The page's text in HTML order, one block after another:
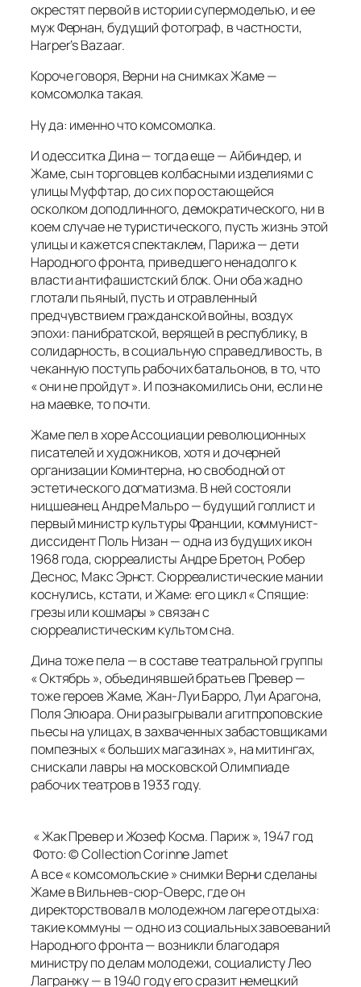
окрестят первой в истории супермоделью, и ее
муж Фернан, будущий фотограф, в частности,
Harper’s Bazaar.
Короче говоря, Верни на снимках Жаме —
комсомолка такая.
Ну да: именно что комсомолка.
И одесситка Дина — тогда еще — Айбиндер, и
Жаме, сын торговцев колбасными изделиями с
улицы Муффтар, до сих пор остающейся
осколком доподлинного, демократического, ни в
коем случае не туристического, пусть жизнь этой
улицы и кажется спектаклем, Парижа — дети
Народного фронта, приведшего ненадолго к
власти антифашистский блок. Они оба жадно
глотали пьяный, пусть и отравленный
предчувствием гражданской войны, воздух
эпохи: панибратской, верящей в республику, в
солидарность, в социальную справедливость, в
чеканную поступь рабочих батальонов, в то, что
« они не пройдут ». И познакомились они, если не
на маевке, то почти.
Жаме пел в хоре Ассоциации революционных
писателей и художников, хотя и дочерней
организации Коминтерна, но свободной от
эстетического догматизма. В ней состояли
ницшеанец Андре Мальро — будущий голлист и
первый министр культуры Франции, коммунист-
диссидент Поль Низан — одна из будущих икон
1968 года, сюрреалисты Андре Бретон, Робер
Деснос, Макс Эрнст. Сюрреалистические мании
коснулись, кстати, и Жаме: его цикл « Спящие:
грезы или кошмары » связан с
сюрреалистическим культом сна.
Дина тоже пела — в составе театральной группы
« Октябрь », объединявшей братьев Превер —
тоже героев Жаме, Жан-Луи Барро, Луи Арагона,
Поля Элюара. Они разыгрывали агитпроповские
пьесы на улицах, в захваченных забастовщиками
помпезных « больших магазинах », на митингах,
снискали лавры на московской Олимпиаде
рабочих театров в 1933 году.
« Жак Превер и Жозеф Косма. Париж », 1947 год
Фото: © Collection Corinne Jamet
А все « комсомольские » снимки Верни сделаны
Жаме в Вильнев-сюр-Оверс, где он
директорствовал в молодежном лагере отдыха:
такие коммуны — одно из социальных завоеваний
Народного фронта — возникли благодаря
министру по делам молодежи, социалисту Лео
Лагранжу — в 1940 году его сразит немецкий